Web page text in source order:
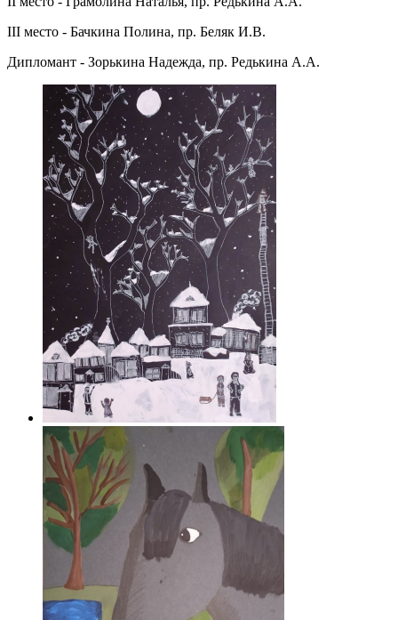
III место - Бачкина Полина, пр. Беляк И.В.
Дипломант - Зорькина Надежда, пр. Редькина А.А.